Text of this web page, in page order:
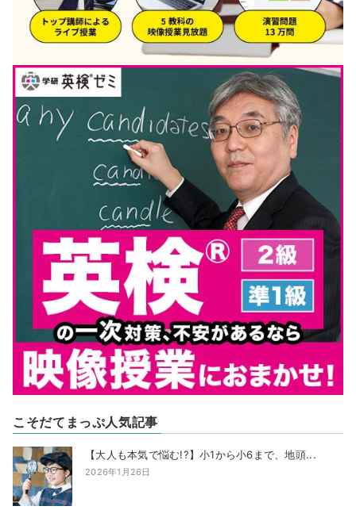
こそだてまっぷ人気記事
【大人も本気で悩む!?】小1から小6まで、地頭...
2026年1月26日